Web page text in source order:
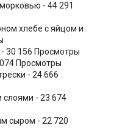
- 44 291
хлебе с яйцом и
- 30 156 Просмотры
Просмотры
- 24 666
слоями - 23 674
сыром - 22 720